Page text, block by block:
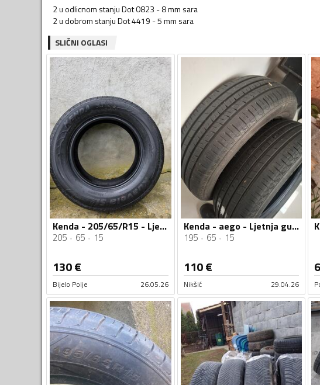
2 u odlicnom stanju Dot 0823 - 8 mm sara
2 u dobrom stanju Dot 4419 - 5 mm sara
SLIČNI OGLASI
Kenda - 205/65/R15 - Ljetnja guma
205 65 15
130€
Bijelo Polje 26.05.26
Kenda - aego - Ljetnja guma
195 65 15
110€
Nikšić 29.04.26